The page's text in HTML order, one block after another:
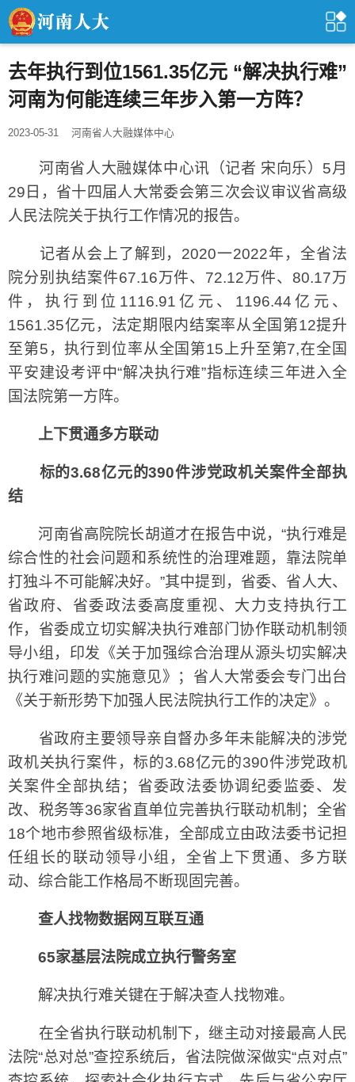
去年执行到位1561.35亿元 “解决执行难”
河南为何能连续三年步入第一方阵？
2023-05-31 河南省人大融媒体中心
河南省人大融媒体中心讯（记者 宋向乐）5月
29日，省十四届人大常委会第三次会议审议省高级
人民法院关于执行工作情况的报告。
记者从会上了解到，2020一2022年，全省法
院分别执结案件67.16万件、72.12万件、80.17万
件，执行到位1116.91亿元、1196.44亿元、
1561.35亿元，法定期限内结案率从全国第12提升
至第5，执行到位率从全国第15上升至第7,在全国
平安建设考评中“解决执行难”指标连续三年进入全
国法院第一方阵。
上下贯通多方联动
标的3.68亿元的390件涉党政机关案件全部执
结
河南省高院院长胡道才在报告中说，“执行难是
综合性的社会问题和系统性的治理难题，靠法院单
打独斗不可能解决好。”其中提到，省委、省人大、
省政府、省委政法委高度重视、大力支持执行工
作，省委成立切实解决执行难部门协作联动机制领
导小组，印发《关于加强综合治理从源头切实解决
执行难问题的实施意见》；省人大常委会专门出台
《关于新形势下加强人民法院执行工作的决定》。
省政府主要领导亲自督办多年未能解决的涉党
政机关执行案件，标的3.68亿元的390件涉党政机
关案件全部执结；省委政法委协调纪委监委、发
改、税务等36家省直单位完善执行联动机制；全省
18个地市参照省级标准，全部成立由政法委书记担
任组长的联动领导小组，全省上下贯通、多方联
动、综合能工作格局不断现固完善。
查人找物数据网互联互通
65家基层法院成立执行警务室
解决执行难关键在于解决查人找物难。
在全省执行联动机制下，继主动对接最高人民
法院“总对总”查控系统后，省法院做深做实“点对点”